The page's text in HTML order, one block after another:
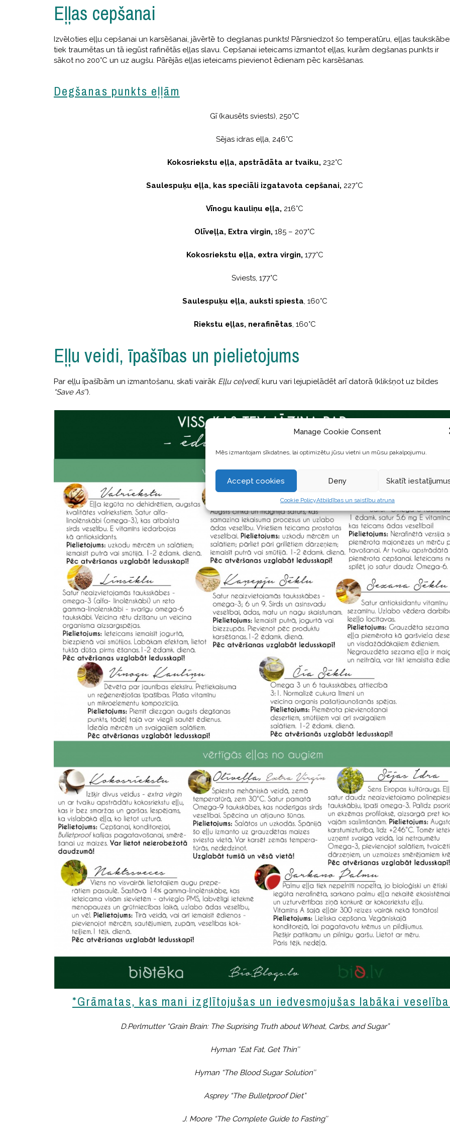
Manage Cookie Consent
Mēs izmantojam sīkdatnes, lai optimizētu jūsu vietni un mūsu pakalpojumu.
Accept cookies Deny Skatīt
Cookie PolicyAtbildības un saistību atruna
Eļļas cepšanai
Izvēloties eļļu cepšanai un karsēšanai, jāvērtē to degšanas punkts! Pārsniedzot šo temperatūru, eļļas
tiek traumētas un tā iegūst rafinētās eļļas slavu. Cepšanai ieteicams izmantot eļļas, kurām degšanas punkts ir
sākot no 200°C un uz augšu. Pārējās eļļas ieteicams pievienot ēdienam pēc karsēšanas.
Degšanas punkts eļļām
Gī (kausēts sviests), 250°C
Sējas idras eļļa, 246°C
Kokosriekstu eļļa, apstrādāta ar tvaiku, 232°C
Saulespuķu eļļa, kas speciāli izgatavota cepšanai, 227°C
Vīnogu kauliņu eļļa, 216°C
Olīveļļa, Extra virgin, 185 – 207°C
Kokosriekstu eļļa, extra virgin, 177°C
Sviests, 177°C
Saulespuķu eļļa, auksti spiesta, 160°C
Riekstu eļļas, nerafinētas, 160°C
Eļļu veidi, īpašības un pielietojums
Par eļļu īpašībām un izmantošanu, skati vairāk Eļļu ceļvedī, kuru vari lejupielādēt arī datorā (klikšņot uz bildes
“Save As’’).
*Grāmatas, kas mani izglītojušas un iedvesmojušas labākai
D.Perlmutter “Grain Brain: The Suprising Truth about Wheat, Carbs, and Sugar”
Hyman “Eat Fat, Get Thin’’
Hyman “The Blood Sugar Solution’’
Asprey “The Bulletproof Diet”
J. Moore “The Complete Guide to Fasting’’